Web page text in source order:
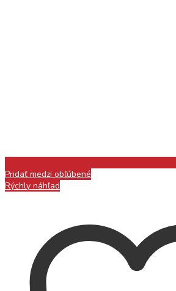
Pridať medzi obľúbené
Rýchly náhľad